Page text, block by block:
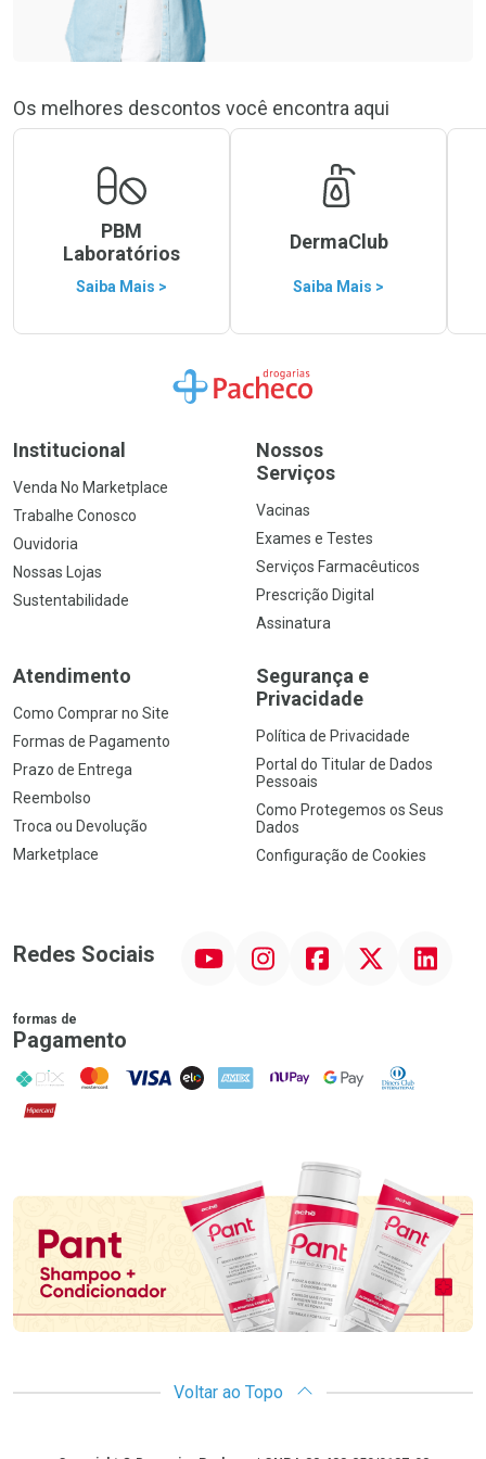
Os melhores descontos você encontra aqui
PBM
Laboratórios
Saiba Mais >
DermaClub
Saiba Mais >
Ir para a Home
Institucional
Venda No Marketplace
Trabalhe Conosco
Ouvidoria
Nossas Lojas
Sustentabilidade
Nossos
Serviços
Vacinas
Exames e Testes
Serviços Farmacêuticos
Prescrição Digital
Assinatura
Atendimento
Como Comprar no Site
Formas de Pagamento
Prazo de Entrega
Reembolso
Troca ou Devolução
Marketplace
Segurança e
Privacidade
Política de Privacidade
Portal do Titular de Dados
Pessoais
Como Protegemos os Seus
Dados
Configuração de Cookies
Redes Sociais InstagramFacebookTwitter Linkedin
formas de
Pagamento
PIX MasterCard
VISA ELO AMEX NuPay Google PayDiners Club
Hipercard
Voltar ao Topo